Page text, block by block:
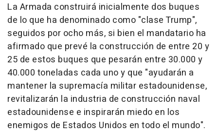
La Armada construirá inicialmente dos buques
de lo que ha denominado como "clase Trump",
seguidos por ocho más, si bien el mandatario ha
afirmado que prevé la construcción de entre 20 y
25 de estos buques que pesarán entre 30.000 y
40.000 toneladas cada uno y que "ayudarán a
mantener la supremacía militar estadounidense,
revitalizarán la industria de construcción naval
estadounidense e inspirarán miedo en los
enemigos de Estados Unidos en todo el mundo".